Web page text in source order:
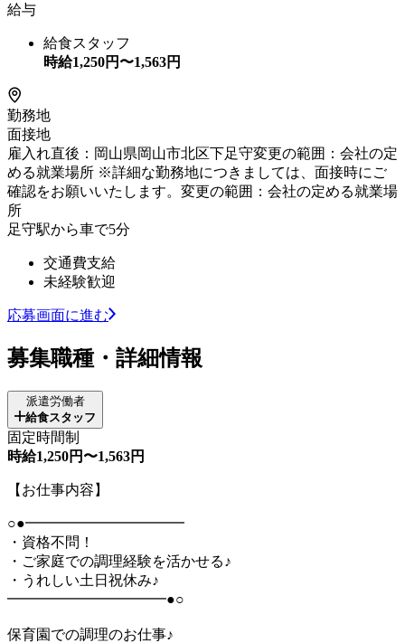
給与
給食スタッフ
時給1,250円〜1,563円
勤務地
面接地
雇入れ直後：岡山県岡山市北区下足守変更の範囲：会社の定
める就業場所 ※詳細な勤務地につきましては、面接時にご
確認をお願いいたします。変更の範囲：会社の定める就業場
所
足守駅から車で5分
交通費支給
未経験歓迎
応募画面に進む
募集職種・詳細情報
派遣労働者
給食スタッフ
固定時間制
時給1,250円〜1,563円
【お仕事内容】
○●━━━━━━━━━━━
・資格不問！
・ご家庭での調理経験を活かせる♪
・うれしい土日祝休み♪
━━━━━━━━━━━●○
保育園での調理のお仕事♪